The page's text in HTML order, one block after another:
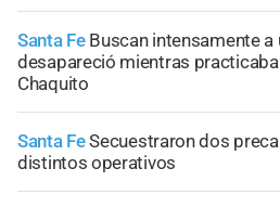
Santa Fe Buscan intensamente a
desapareció mientras
Chaquito
Santa FeSecuestraron dos
distintos operativos